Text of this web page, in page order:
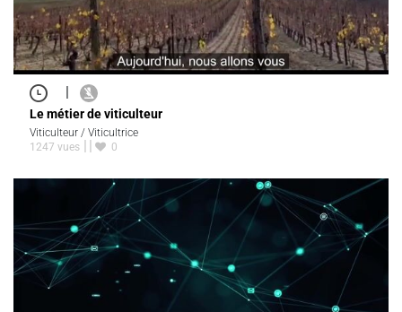
Le métier de viticulteur
Viticulteur / Viticultrice
1247 vues
0